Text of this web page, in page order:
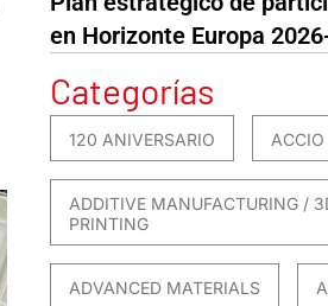
en Horizonte Europa
Categorías
120 ANIVERSARIO ACCIO
ADDITIVE MANUFACTURING /
PRINTING
ADVANCED MATERIALS